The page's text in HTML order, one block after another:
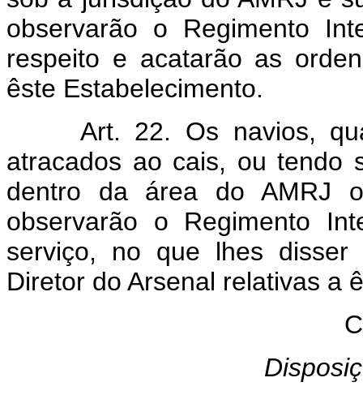
observarão o Regimento
respeito e acatarão as
êste Estabelecimento.
Art. 22. Os navios,
atracados ao cais, ou tendo
dentro da área do AMRJ
observarão o Regimento
serviço, no que lhes
Diretor do Arsenal relativas a